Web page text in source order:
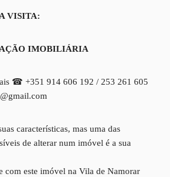
VISITA:
IMOBILIÁRIA
☎ +351 914 606 192 / 253 261 605
características, mas uma das
de alterar num imóvel é a sua
com este imóvel na Vila de Namorar